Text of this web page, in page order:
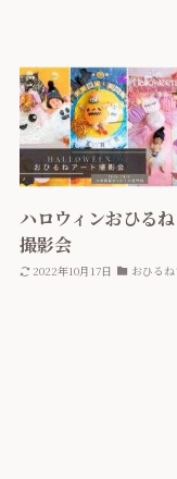
ハロウィンおひる
撮影会
2022年10月17日 おひるね